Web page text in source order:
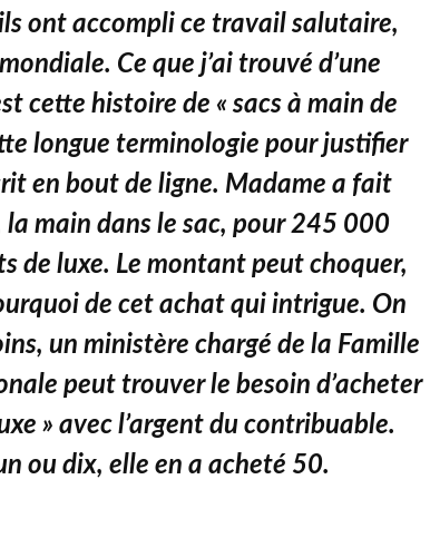
ont accompli ce travail salutaire,
Ce que j’ai trouvé d’une
cette histoire de « sacs à main de
longue terminologie pour justifier
en bout de ligne. Madame a fait
main dans le sac, pour 245 000
de luxe. Le montant peut choquer,
de cet achat qui intrigue. On
un ministère chargé de la Famille
peut trouver le besoin d’acheter
» avec l’argent du contribuable.
ou dix, elle en a acheté 50.